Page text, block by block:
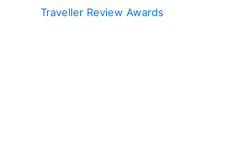
Traveller Review Awards